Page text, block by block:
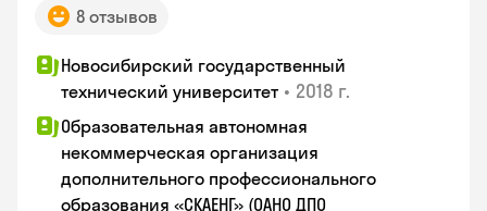
8 отзывов
Новосибирский государственный
технический университет • 2018 г.
Образовательная автономная
некоммерческая организация
дополнительного профессионального
образования «СКАЕНГ» (ОАНО ДПО